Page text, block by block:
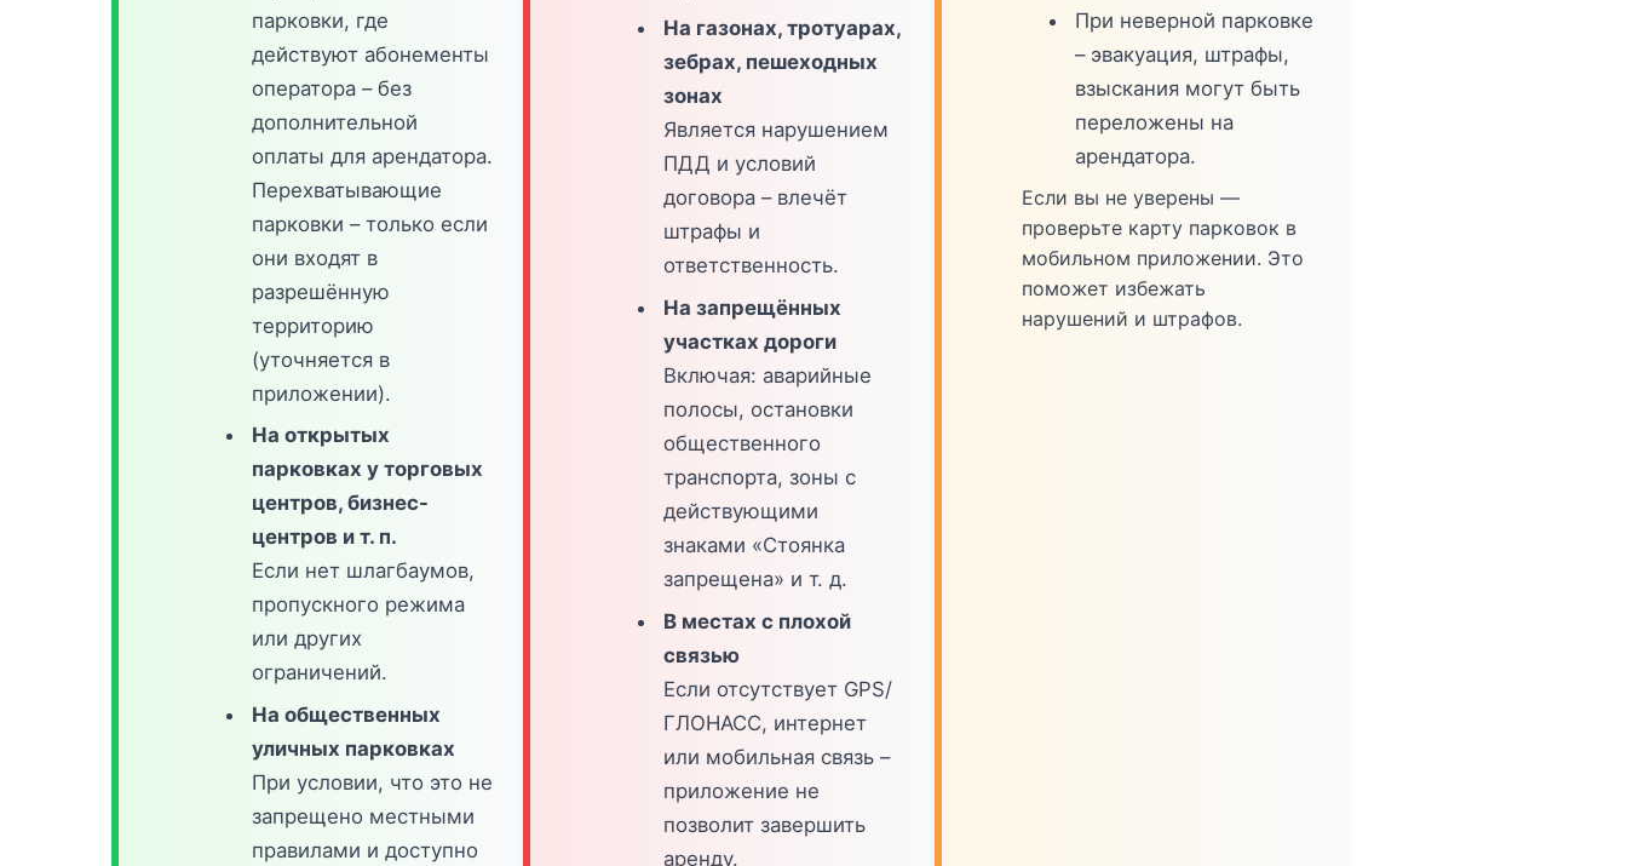
парковки, где
действуют абонементы
оператора – без
дополнительной
оплаты для арендатора.
Перехватывающие
парковки – только если
они входят в
разрешённую
территорию
(уточняется в
приложении).
На открытых
парковках у торговых
центров, бизнес-
центров и т. п.
Если нет шлагбаумов,
пропускного режима
или других
ограничений.
На общественных
уличных парковках
При условии, что это не
запрещено местными
правилами и доступно
На газонах, тротуарах,
зебрах, пешеходных
зонах
Является нарушением
ПДД и условий
договора – влечёт
штрафы и
ответственность.
На запрещённых
участках дороги
Включая: аварийные
полосы, остановки
общественного
транспорта, зоны с
действующими
знаками «Стоянка
запрещена» и т. д.
В местах с плохой
связью
Если отсутствует GPS/
ГЛОНАСС, интернет
или мобильная связь –
приложение не
позволит завершить
аренду.
При неверной парковке
– эвакуация, штрафы,
взыскания могут быть
переложены на
арендатора.
Если вы не уверены —
проверьте карту парковок в
мобильном приложении. Это
поможет избежать
нарушений и штрафов.